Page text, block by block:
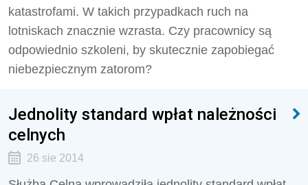
katastrofami. W takich przypadkach ruch na
lotniskach znacznie wzrasta. Czy pracownicy są
odpowiednio szkoleni, by skutecznie zapobiegać
niebezpiecznym zatorom?
Jednolity standard wpłat należności
celnych
26 sie 2014